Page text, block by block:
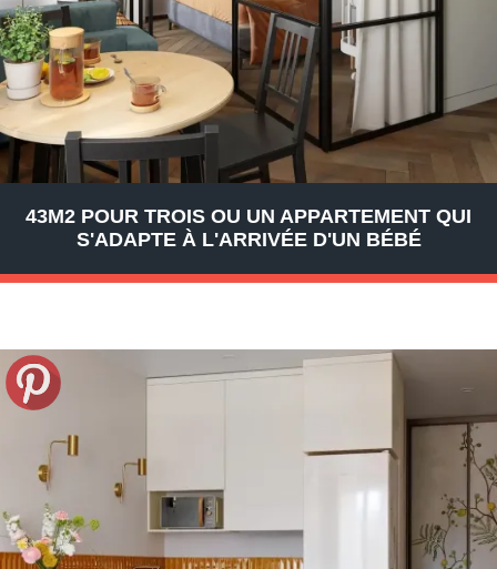
43M2 POUR TROIS OU UN APPARTEMENT QUI
S'ADAPTE À L'ARRIVÉE D'UN BÉBÉ